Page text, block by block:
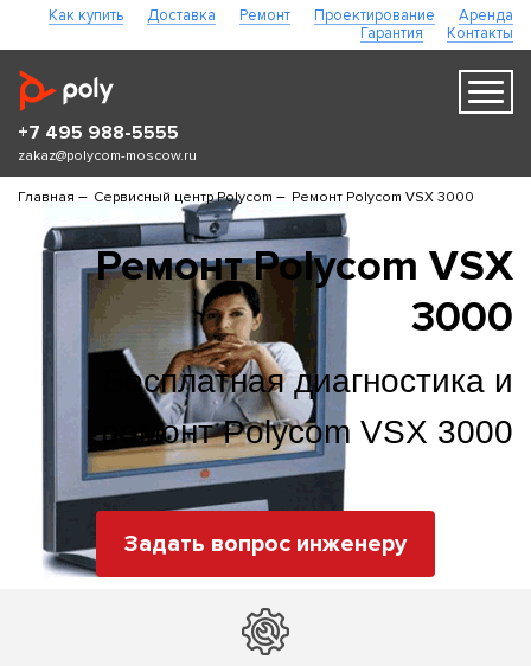
Как купить Доставка Ремонт Проектирование
Аренда
Гарантия
Контакты
+7 495 988-5555
zakaz@polycom-moscow.ru
Главная – Сервисный центр Polycom – Ремонт Polycom VSX 3000
Ремонт Polycom VSX
3000
Бесплатная диагностика и
ремонт Polycom VSX 3000
Задать вопрос инженеру